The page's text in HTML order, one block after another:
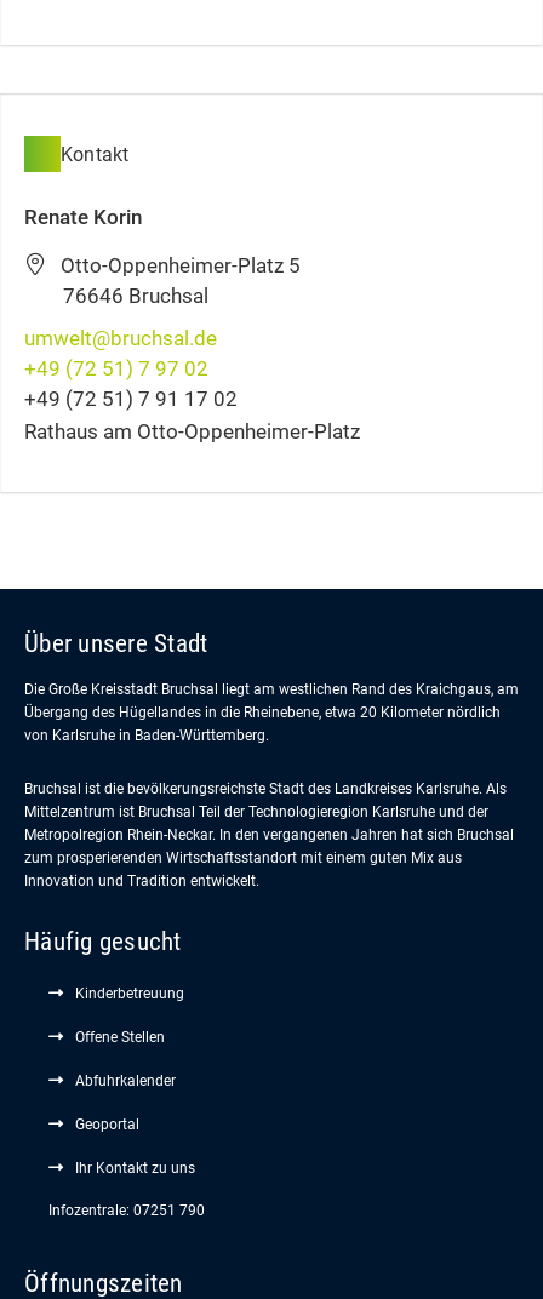
Kontakt
Renate Korin
Otto-Oppenheimer-Platz 5
76646 Bruchsal
umwelt@bruchsal.de
+49 (72 51) 7 97 02
+49 (72 51) 7 91 17 02
Rathaus am Otto-Oppenheimer-Platz
Über unsere Stadt
Die Große Kreisstadt Bruchsal liegt am westlichen Rand des Kraichgaus, am
Übergang des Hügellandes in die Rheinebene, etwa 20 Kilometer nördlich
von Karlsruhe in Baden-Württemberg.
Bruchsal ist die bevölkerungsreichste Stadt des Landkreises Karlsruhe. Als
Mittelzentrum ist Bruchsal Teil der Technologieregion Karlsruhe und der
Metropolregion Rhein-Neckar. In den vergangenen Jahren hat sich Bruchsal
zum prosperierenden Wirtschaftsstandort mit einem guten Mix aus
Innovation und Tradition entwickelt.
Häufig gesucht
Kinderbetreuung
Offene Stellen
Abfuhrkalender
Geoportal
Ihr Kontakt zu uns
Infozentrale: 07251 790
Öffnungszeiten